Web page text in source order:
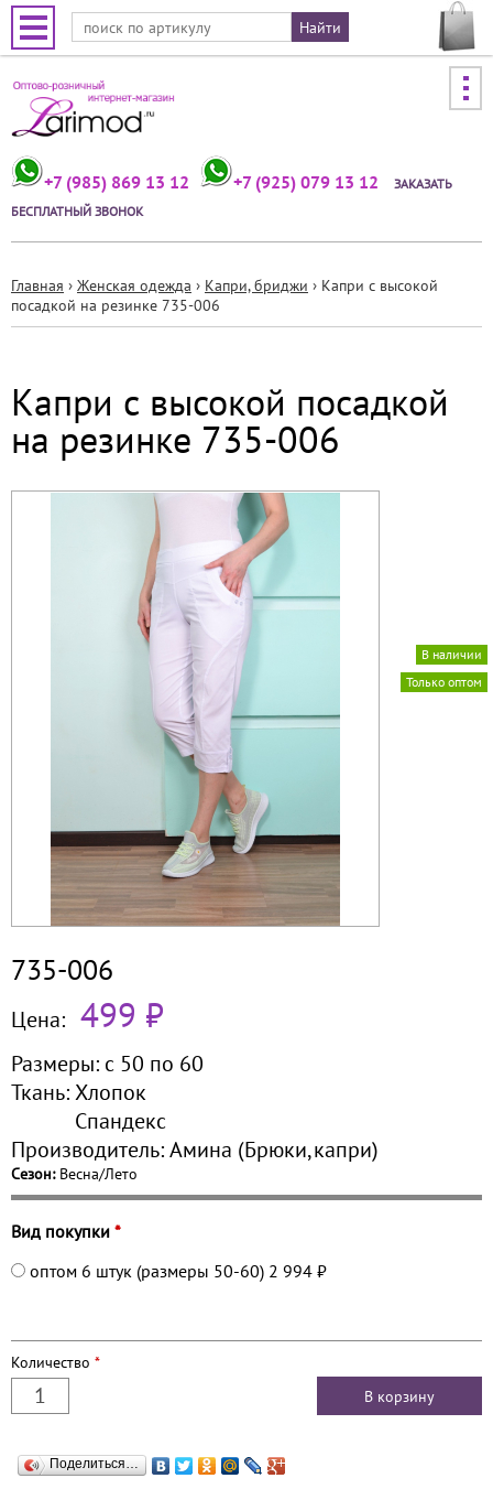
Jump to navigation
+7 (985) 869 13 12 +7 (925) 079 13 12
ЗАКАЗАТЬ
БЕСПЛАТНЫЙ ЗВОНОК
Вы
Главная › Женская одежда › Капри, бриджи › Капри с высокой
посадкой на резинке 735-006
Капри с высокой посадкой
на резинке 735-006
Только оптом
В наличии
735-006
Цена: 499 ₽
Размеры: с 50 по 60
Ткань:Хлопок
Спандекс
Производитель:Амина (Брюки,капри)
Сезон: Весна/Лето
Вид покупки *
оптом 6 штук (размеры 50-60) 2 994 ₽
Количество *
Поделиться…